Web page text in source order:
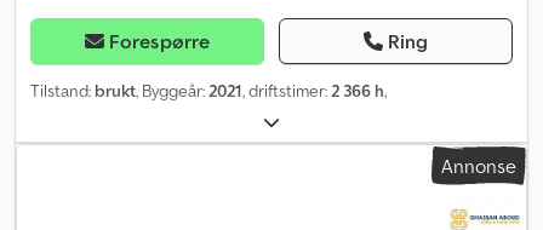
Forespørre Ring
Tilstand: brukt, Byggeår: 2021, driftstimer: 2 366 h,
Annonse